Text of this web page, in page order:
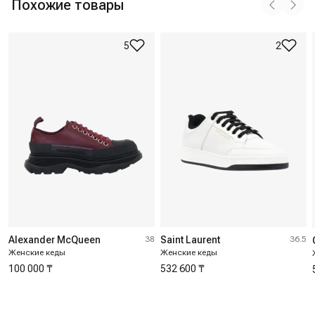
Похожие товары
5
Alexander McQueen
Женские кеды
38
100 000 ₸
2
Saint Laurent
Женские кеды
36.5
532 600 ₸